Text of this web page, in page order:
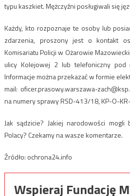
typu kaszkiet. Mężczyźni posługiwali się
Każdy, kto rozpoznaje te osoby lub
zdarzenia, proszony jest o kontakt
Komisariatu Policji w Ożarowie
ulicy Kolejowej 2 lub telefoniczny
Informacje można przekazać w formie
mail: oficer.prasowy.warszawa-
na numery sprawy RSD-413/18, KP-O-
Jak sądzicie? Jakiej narodowości
Polacy? Czekamy na wasze komentarze.
Źródło: ochrona24.info
Wspieraj Fundację